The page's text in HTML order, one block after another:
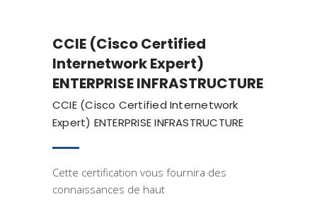
CCIE (Cisco Certified
Internetwork Expert)
ENTERPRISE INFRASTRUCTURE
CCIE (Cisco Certified Internetwork
Expert) ENTERPRISE INFRASTRUCTURE
Cette certification vous fournira des
connaissances de haut